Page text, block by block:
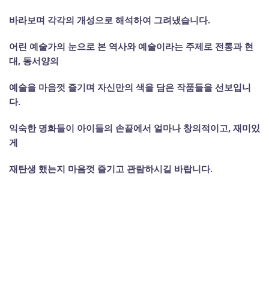
바라보며 각각의 개성으로 해석하여 그려냈습니다.
어린 예술가의 눈으로 본 역사와 예술이라는 주제로 전통과 현
대, 동서양의
예술을 마음껏 즐기며 자신만의 색을 담은 작품들을 선보입니
다.
익숙한 명화들이 아이들의 손끝에서 얼마나 창의적이고, 재미있
게
재탄생 했는지 마음껏 즐기고 관람하시길 바랍니다.